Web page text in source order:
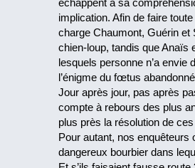
implication. Afin de faire
charge Chaumont, Guérin
chien-loup, tandis que Anaïs
lesquels personne n’a envie
l’énigme du fœtus
Jour après jour, pas après
compte à rebours des plus
plus près la résolution de
Pour autant, nos
dangereux bourbier dans